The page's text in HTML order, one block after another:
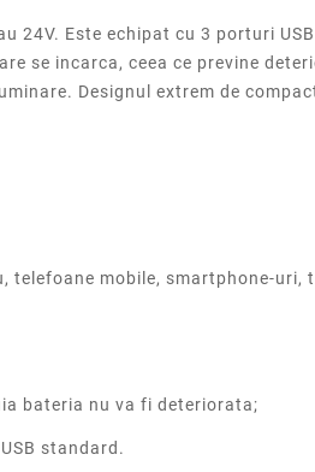
Este echipat cu 3 porturi
se incarca, ceea ce previne
Designul extrem de
mobile, smartphone-uri,
bateria nu va fi deteriorata;
standard.